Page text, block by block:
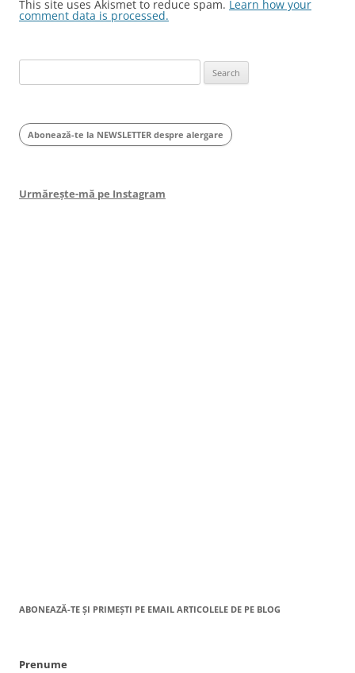
This site uses Akismet to reduce spam. Learn how your
comment data is processed.
for:
Abonează-te la NEWSLETTER despre alergare
Urmărește-mă pe Instagram
ABONEAZĂ-TE ȘI PRIMEȘTI PE EMAIL ARTICOLELE DE PE BLOG
Prenume